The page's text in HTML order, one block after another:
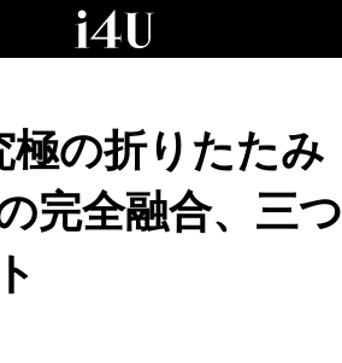
の折りたたみ
完全融合、三つ